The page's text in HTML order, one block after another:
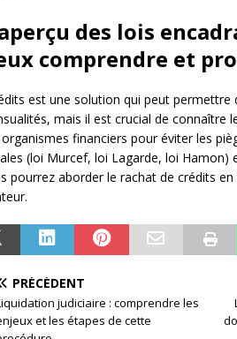
des lois
comprendre et
est une solution qui peut permettre
mais il est crucial de connaître
financiers pour éviter les
(loi Murcef, loi Lagarde, loi
pourrez aborder le rachat de crédits
PRÉCÉDENT
judiciaire : comprendre les
et les étapes de cette